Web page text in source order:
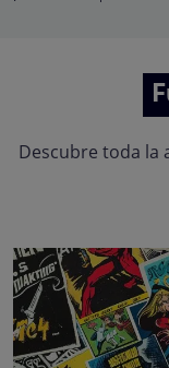
Descubre toda la